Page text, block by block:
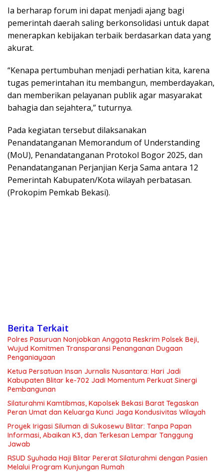
Ia berharap forum ini dapat menjadi ajang bagi
pemerintah daerah saling berkonsolidasi untuk dapat
menerapkan kebijakan terbaik berdasarkan data yang
akurat.
“Kenapa pertumbuhan menjadi perhatian kita, karena
tugas pemerintahan itu membangun, memberdayakan,
dan memberikan pelayanan publik agar masyarakat
bahagia dan sejahtera,” tuturnya.
Pada kegiatan tersebut dilaksanakan
Penandatanganan Memorandum of Understanding
(MoU), Penandatanganan Protokol Bogor 2025, dan
Penandatanganan Perjanjian Kerja Sama antara 12
Pemerintah Kabupaten/Kota wilayah perbatasan.
(Prokopim Pemkab Bekasi).
Berita Terkait
Polres Pasuruan Nonjobkan Anggota Reskrim Polsek Beji,
Wujud Komitmen Transparansi Penanganan Dugaan
Penganiayaan
Ketua Persatuan Insan Jurnalis Nusantara: Hari Jadi
Kabupaten Blitar ke-702 Jadi Momentum Perkuat Sinergi
Pembangunan
Silaturahmi Kamtibmas, Kapolsek Bekasi Barat Tegaskan
Peran Umat dan Keluarga Kunci Jaga Kondusivitas Wilayah
Proyek Irigasi Siluman di Sukosewu Blitar: Tanpa Papan
Informasi, Abaikan K3, dan Terkesan Lempar Tanggung
Jawab
RSUD Syuhada Haji Blitar Pererat Silaturahmi dengan Pasien
Melalui Program Kunjungan Rumah